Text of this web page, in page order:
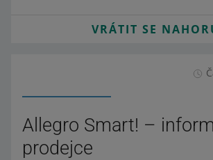
VRÁTIT SE
Allegro Smart! –
prodejce